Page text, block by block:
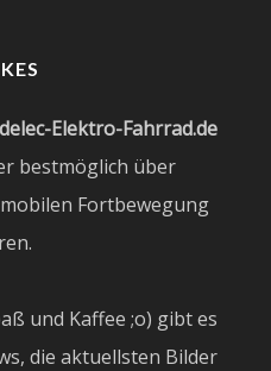
Elektro-Fahrrad.de
bestmöglich über
Fortbewegung
und Kaffee ;o) gibt es
die aktuellsten Bilder